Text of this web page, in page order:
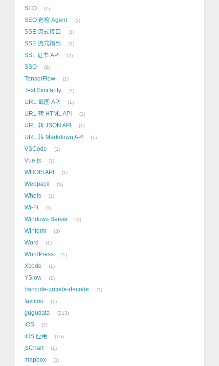
SEO 1
SEO 巡检 Agent 1
SSE 流式接口 1
SSE 流式输出 1
SSL 证书 API 2
SSO 2
TensorFlow 1
Text Similarity 1
URL 截图 API 1
URL 转 HTML API 1
URL 转 JSON API 1
URL 转 Markdown API 1
VSCode 1
Vue.js 1
WHOIS API 1
Webpack 5
Whois 1
Wi-Fi 1
Windows Server 1
Winform 3
Word 1
WordPress 1
Xcode 1
YSlow 1
barcode-qrcode-decode 1
favicon 1
gugudata 213
iOS 2
iOS 应用 15
jsChart 1
mapbox 1